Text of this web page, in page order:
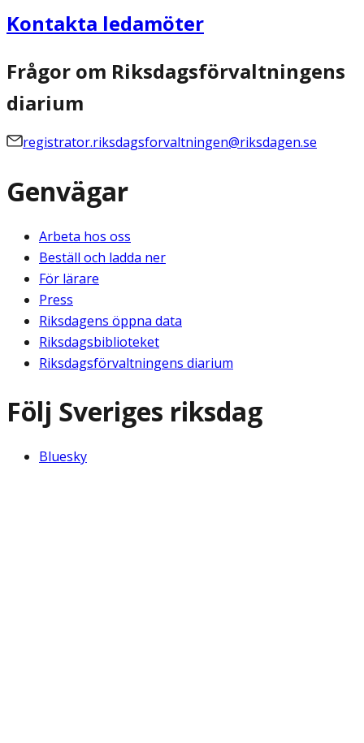
Kontakta ledamöter
Frågor om Riksdagsförvaltningens
diarium
registrator.riksdagsforvaltningen@riksdagen.se
Genvägar
Arbeta hos oss
Beställ och ladda ner
För lärare
Press
Riksdagens öppna data
Riksdagsbiblioteket
Riksdagsförvaltningens diarium
Följ Sveriges riksdag
Bluesky